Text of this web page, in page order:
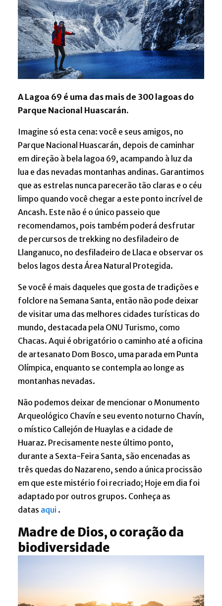
A Lagoa 69 é uma das mais de 300 lagoas do
Parque Nacional Huascarán.
Imagine só esta cena: você e seus amigos, no
Parque Nacional Huascarán, depois de caminhar
em direção à bela lagoa 69, acampando à luz da
lua e das nevadas montanhas andinas. Garantimos
que as estrelas nunca parecerão tão claras e o céu
limpo quando você chegar a este ponto incrível de
Ancash. Este não é o único passeio que
recomendamos, pois também poderá desfrutar
de percursos de trekking no desfiladeiro de
Llanganuco, no desfiladeiro de Llaca e observar os
belos lagos desta Área Natural Protegida.
Se você é mais daqueles que gosta de tradições e
folclore na Semana Santa, então não pode deixar
de visitar uma das melhores cidades turísticas do
mundo, destacada pela ONU Turismo, como
Chacas. Aqui é obrigatório o caminho até a oficina
de artesanato Dom Bosco, uma parada em Punta
Olímpica, enquanto se contempla ao longe as
montanhas nevadas.
Não podemos deixar de mencionar o Monumento
Arqueológico Chavín e seu evento noturno Chavín,
o místico Callejón de Huaylas e a cidade de
Huaraz. Precisamente neste último ponto,
durante a Sexta-Feira Santa, são encenadas as
três quedas do Nazareno, sendo a única procissão
em que este mistério foi recriado; Hoje em dia foi
adaptado por outros grupos. Conheça as
datas aqui .
Madre de Dios, o coração da
biodiversidade